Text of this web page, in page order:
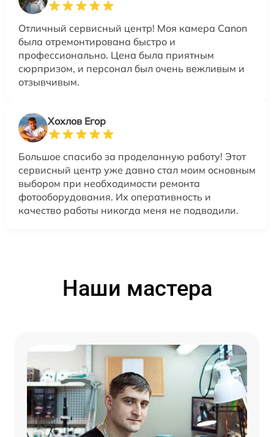
Отличный сервисный центр! Моя камера Canon
была отремонтирована быстро и
профессионально. Цена была приятным
сюрпризом, и персонал был очень вежливым и
отзывчивым.
Хохлов Егор
Большое спасибо за проделанную работу! Этот
сервисный центр уже давно стал моим основным
выбором при необходимости ремонта
фотооборудования. Их оперативность и
качество работы никогда меня не подводили.
Наши мастера